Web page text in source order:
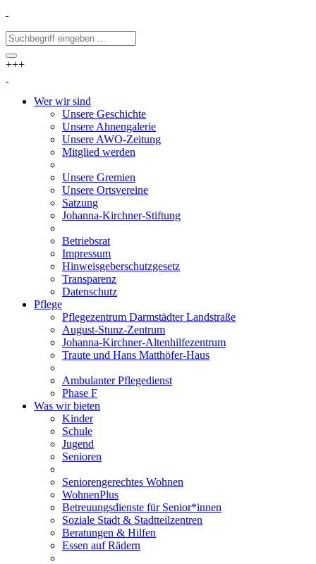
+++
Wer wir sind
Unsere Geschichte
Unsere Ahnengalerie
Unsere AWO-Zeitung
Mitglied werden
Unsere Gremien
Unsere Ortsvereine
Satzung
Johanna-Kirchner-Stiftung
Betriebsrat
Impressum
Hinweisgeberschutzgesetz
Transparenz
Datenschutz
Pflege
Pflegezentrum Darmstädter Landstraße
August-Stunz-Zentrum
Johanna-Kirchner-Altenhilfezentrum
Traute und Hans Matthöfer-Haus
Ambulanter Pflegedienst
Phase F
Was wir bieten
Kinder
Schule
Jugend
Senioren
Seniorengerechtes Wohnen
WohnenPlus
Betreuungsdienste für Senior*innen
Soziale Stadt & Stadtteilzentren
Beratungen & Hilfen
Essen auf Rädern